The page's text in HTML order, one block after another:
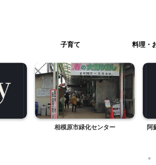
子育て 料理・
相模原市緑化センター
阿